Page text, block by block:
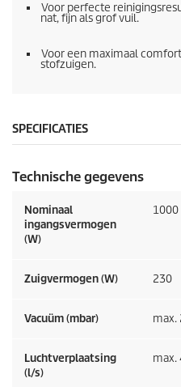
Voor perfecte
nat, fijn als grof vuil.
Voor een maximaal
stofzuigen.
SPECIFICATIES
Technische gegevens
Nominaal
ingangsvermogen
(W)
1000
Zuigvermogen (W) 230
Vacuüm (mbar) max.
Luchtverplaatsing
(l/s)
max.